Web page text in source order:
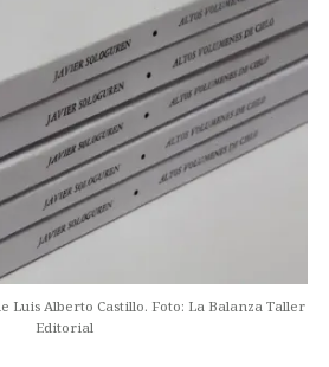
Luis Alberto Castillo. Foto: La Balanza Taller
Editorial